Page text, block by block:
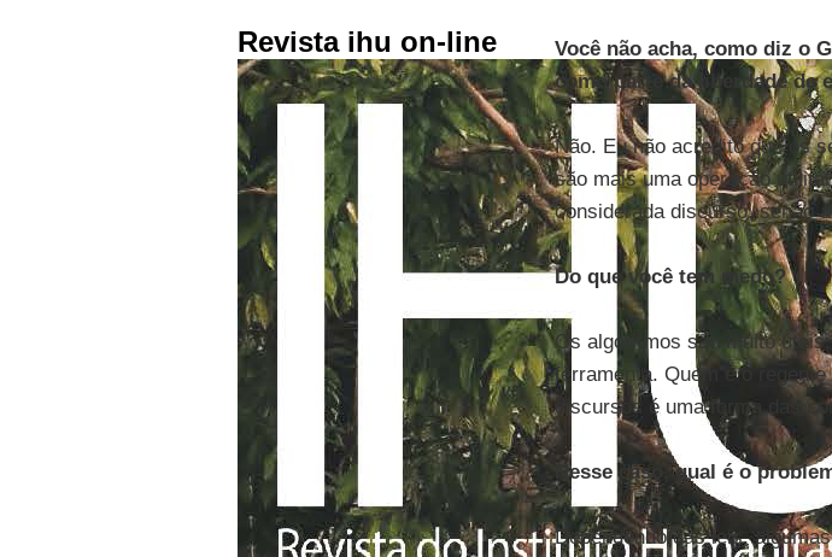
Revista ihu on-line
Você não acha, como diz o
como parte da liberdade de
Não. Eu não acredito que os
são mais uma operação
considerada discurso, senão
Do que você tem medo?
Os algoritmos são muito
ferramenta. Quem é o
discursos é uma forma das
Nesse caso, qual é o
Dependendo das leis,